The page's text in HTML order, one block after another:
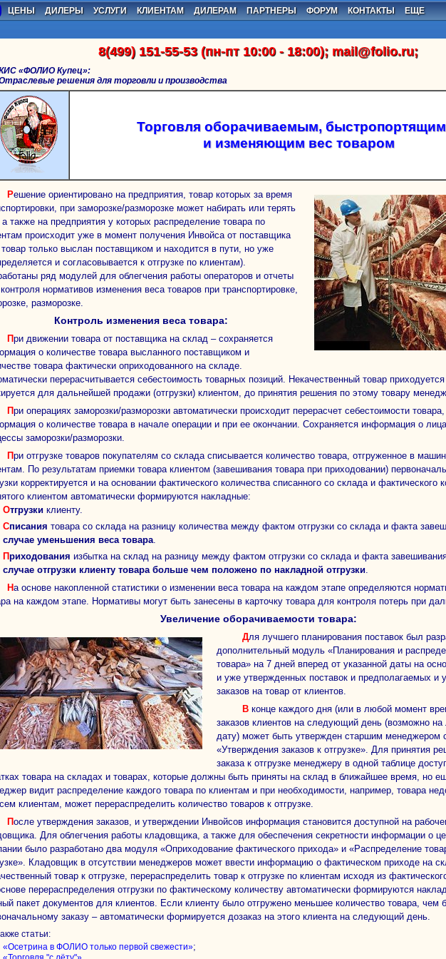
ЦЕНЫ ДИЛЕРЫ УСЛУГИ КЛИЕНТАМ ДИЛЕРАМ ПАРТНЕРЫ ФОРУМ КОНТАКТЫ ЕЩЕ
8(499) 151-55-53(пн-пт 10:00 - 18:00); mail@folio.ru;
«ФОЛИО Купец»:
решения для торговли и производства
Торговля оборачиваемым,
и изменяющим вес товаром
Решение ориентировано на предприятия, товар которых за время
при заморозке/разморозке может набирать или терять
также на предприятия у которых распределение товара по
происходит уже в момент получения Инвойса от поставщика
товар только выслан поставщиком и находится в пути, но уже
и согласовывается к отгрузке по клиентам).
ряд модулей для облегчения работы операторов и отчеты
нормативов изменения веса товаров при транспортировке,
разморозке.
Контроль изменения веса товара:
При движении товара от поставщика на склад – сохраняется
о количестве товара высланного поставщиком и
товара фактически оприходованного на складе.
перерасчитывается себестоимость товарных позиций. Некачественный товар
для дальнейшей продажи (отгрузки) клиентом, до принятия решения по этому товару
При операциях заморозки/разморозки автоматически происходит перерасчет себестоимости товара, сохраняется
о количестве товара в начале операции и при ее окончании. Сохраняется информация о
заморозки/разморозки.
При отгрузке товаров покупателям со склада списывается количество товара, отгруженное в машины для доставки по
По результатам приемки товара клиентом (завешивания товара при приходовании)
корректируется и на основании фактического количества списанного со склада и фактического
клиентом автоматически формируются накладные:
Отгрузки клиенту.
Списания товара со склада на разницу количества между фактом отгрузки со склада и факта
случае уменьшения веса товара.
Приходования избытка на склад на разницу между фактом отгрузки со склада и факта
случае отгрузки клиенту товара больше чем положено по накладной отгрузки.
На основе накопленной статистики о изменении веса товара на каждом этапе определяются нормативы изменения веса
на каждом этапе. Нормативы могут быть занесены в карточку товара для контроля потерь при
Увеличение оборачиваемости товара:
Для лучшего планирования поставок был разработан
дополнительный модуль «Планирования и
товара» на 7 дней вперед от указанной даты на
и уже утвержденных поставок и предполагаемых и
заказов на товар от клиентов.
В конце каждого дня (или в любой момент времени) список
заказов клиентов на следующий день (возможно
дату) может быть утвержден старшим
«Утверждения заказов к отгрузке». Для принятия
заказа к отгрузке менеджеру в одной таблице
товара на складах и товарах, которые должны быть приняты на склад в ближайшее время, но
видит распределение каждого товара по клиентам и при необходимости, например, товара
клиентам, может перераспределить количество товаров к отгрузке.
После утверждения заказов, и утверждении Инвойсов информация становится доступной на рабочем месте
Для облегчения работы кладовщика, а также для обеспечения секретности информации о
было разработано два модуля «Оприходование фактического прихода» и «Распределение
Кладовщик в отсутствии менеджеров может ввести информацию о фактическом приходе на
товар к отгрузке, перераспределить товар к отгрузке по клиентам исходя из
перераспределения отгрузки по фактическому количеству автоматически формируются
пакет документов для клиентов. Если клиенту было отгружено меньшее количество товара, чем
заказу – автоматически формируется дозаказ на этого клиента на следующий день.
статьи:
«Осетрина в ФОЛИО только первой свежести»;